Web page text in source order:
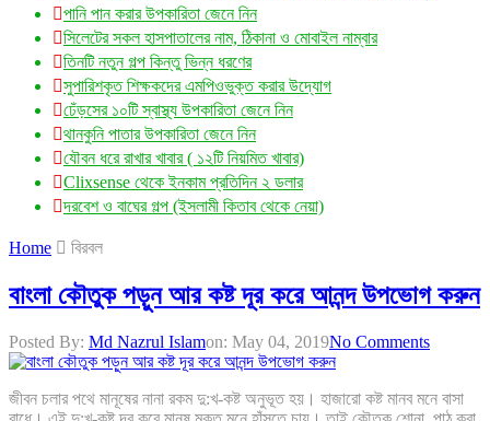
পানি পান করার উপকারিতা জেনে নিন
সিলেটের সকল হাসপাতালের নাম, ঠিকানা ও মোবাইল নাম্বার
তিনটি নতুন গল্প কিন্তু ভিন্ন ধরণের
সুপারিশকৃত শিক্ষকদের এমপিওভুক্ত করার উদ্যোগ
ঢেঁড়সের ১০টি স্বাস্থ্য উপকারিতা জেনে নিন
থানকুনি পাতার উপকারিতা জেনে নিন
যৌবন ধরে রাখার খাবার ( ১২টি নিয়মিত খাবার)
Clixsense থেকে ইনকাম প্রতিদিন ২ ডলার
দরবেশ ও বাঘের গল্প (ইসলামী কিতাব থেকে নেয়া)
Home বিরবল
বাংলা কৌতুক পড়ুন আর কষ্ট দূর করে আনন্দ উপভোগ করুন
Posted By: Md Nazrul Islamon: May 04, 2019No Comments
জীবন চলার পথে মানূষের নানা রকম দু:খ-কষ্ট অনুভূত হয়। হাজারো কষ্ট মানব মনে বাসা